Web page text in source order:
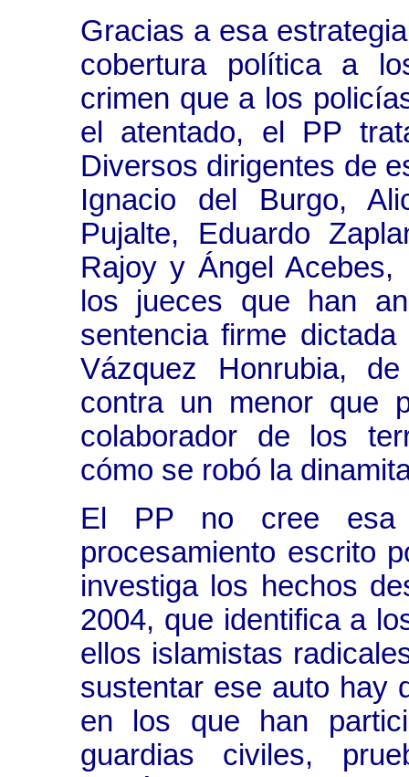
Gracias a esa
cobertura política a
crimen que a los
el atentado, el PP
Diversos dirigentes de
Ignacio del Burgo,
Pujalte, Eduardo
Rajoy y Ángel
los jueces que han
sentencia firme
Vázquez Honrubia,
contra un menor que
colaborador de los
cómo se robó la
El PP no cree esa
procesamiento escrito
investiga los hechos
2004, que identifica a
ellos islamistas
sustentar ese auto hay
en los que han
guardias civiles,